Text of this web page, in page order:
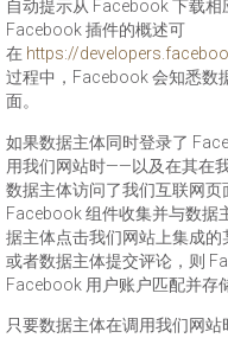
自动提示从 Facebook 下载
Facebook 插件的概述可
在 https://
过程中，Facebook 会知悉数
面。
如果数据主体同时登录了
用我们网站时——以及在其在
数据主体访问了我们互联网
Facebook 组件收集并与数据
据主体点击我们网站上集成的
或者数据主体提交评论，则
Facebook 用户账户匹配并存
只要数据主体在调用我们网